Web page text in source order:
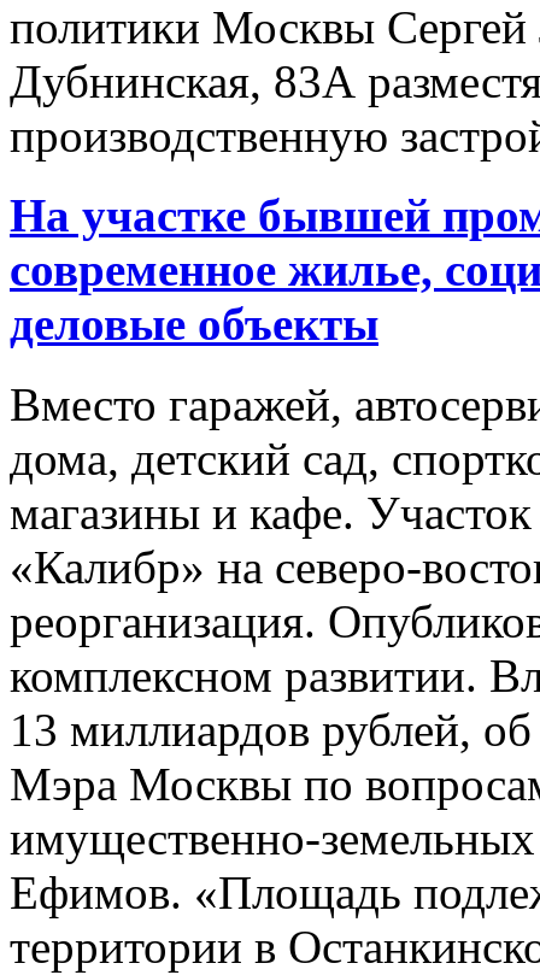
политики Москвы
Дубнинская, 83А
производственную
На участке бывшей
современное жилье,
деловые объекты
Вместо гаражей,
дома, детский сад,
магазины и кафе.
«Калибр» на северо-
реорганизация.
комплексном развитии.
13 миллиардов рублей,
Мэра Москвы по
имущественно-
Ефимов. «Площадь
территории в